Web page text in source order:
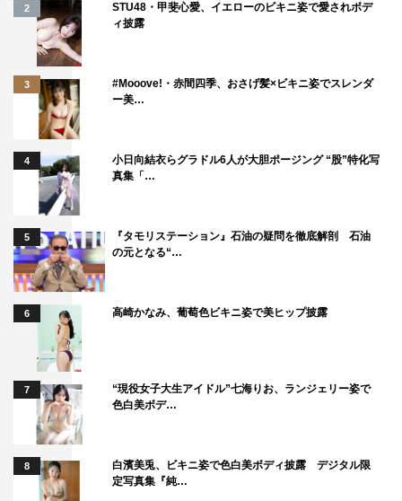
2
STU48・甲斐心愛、イエローのビキニ姿で愛されボデ
ィ披露
3
#Mooove!・赤間四季、おさげ髪×ビキニ姿でスレンダ
ー美…
4
小日向結衣らグラドル6人が大胆ポージング “股”特化写
真集「…
5
『タモリステーション』石油の疑問を徹底解剖 石油
の元となる“…
6 高崎かなみ、葡萄色ビキニ姿で美ヒップ披露
7
“現役女子大生アイドル”七海りお、ランジェリー姿で
色白美ボデ…
8
白濱美兎、ビキニ姿で色白美ボディ披露 デジタル限
定写真集『純…